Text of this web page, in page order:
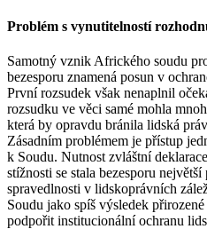
Problém s vynutitelností
Samotný vznik Afrického soudu
bezesporu znamená posun v
První rozsudek však nenaplnil
rozsudku ve věci samé mohla
která by opravdu bránila lidská
Zásadním problémem je přístup
k Soudu. Nutnost zvláštní
stížnosti se stala bezesporu
spravedlnosti v lidskoprávních
Soudu jako spíš výsledek
podpořit institucionální ochranu